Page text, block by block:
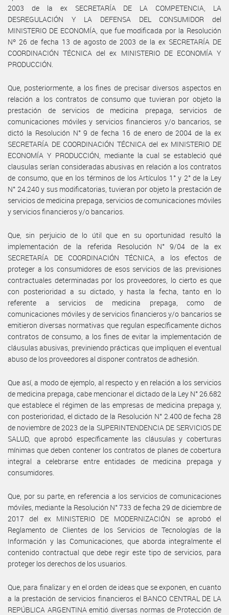
2003 de la ex SECRETARÍA DE LA COMPETENCIA, LA
DESREGULACIÓN Y LA DEFENSA DEL CONSUMIDOR del
MINISTERIO DE ECONOMÍA, que fue modificada por la Resolución
Nº 26 de fecha 13 de agosto de 2003 de la ex SECRETARÍA DE
COORDINACIÓN TÉCNICA del ex MINISTERIO DE ECONOMÍA Y
PRODUCCIÓN.
Que, posteriormente, a los fines de precisar diversos aspectos en
relación a los contratos de consumo que tuvieran por objeto la
prestación de servicios de medicina prepaga, servicios de
comunicaciones móviles y servicios financieros y/o bancarios, se
dictó la Resolución N° 9 de fecha 16 de enero de 2004 de la ex
SECRETARÍA DE COORDINACIÓN TÉCNICA del ex MINISTERIO DE
ECONOMÍA Y PRODUCCIÓN, mediante la cual se estableció qué
clausulas serían consideradas abusivas en relación a los contratos
de consumo, que en los términos de los Artículos 1° y 2° de la Ley
N° 24.240 y sus modificatorias, tuvieran por objeto la prestación de
servicios de medicina prepaga, servicios de comunicaciones móviles
y servicios financieros y/o bancarios.
Que, sin perjuicio de lo útil que en su oportunidad resultó la
implementación de la referida Resolución N° 9/04 de la ex
SECRETARÍA DE COORDINACIÓN TÉCNICA, a los efectos de
proteger a los consumidores de esos servicios de las previsiones
contractuales determinadas por los proveedores, lo cierto es que
con posterioridad a su dictado, y hasta la fecha, tanto en lo
referente a servicios de medicina prepaga, como de
comunicaciones móviles y de servicios financieros y/o bancarios se
emitieron diversas normativas que regulan específicamente dichos
contratos de consumo, a los fines de evitar la implementación de
cláusulas abusivas, previniendo prácticas que impliquen el eventual
abuso de los proveedores al disponer contratos de adhesión.
Que así, a modo de ejemplo, al respecto y en relación a los servicios
de medicina prepaga, cabe mencionar el dictado de la Ley N° 26.682
que establece el régimen de las empresas de medicina prepaga y,
con posterioridad, el dictado de la Resolución N° 2.400 de fecha 28
de noviembre de 2023 de la SUPERINTENDENCIA DE SERVICIOS DE
SALUD, que aprobó específicamente las cláusulas y coberturas
mínimas que deben contener los contratos de planes de cobertura
integral a celebrarse entre entidades de medicina prepaga y
consumidores.
Que, por su parte, en referencia a los servicios de comunicaciones
móviles, mediante la Resolución N° 733 de fecha 29 de diciembre de
2017 del ex MINISTERIO DE MODERNIZACIÓN se aprobó el
Reglamento de Clientes de los Servicios de Tecnologías de la
Información y las Comunicaciones, que aborda integralmente el
contenido contractual que debe regir este tipo de servicios, para
proteger los derechos de los usuarios.
Que, para finalizar y en el orden de ideas que se exponen, en cuanto
a la prestación de servicios financieros el BANCO CENTRAL DE LA
REPÚBLICA ARGENTINA emitió diversas normas de Protección de